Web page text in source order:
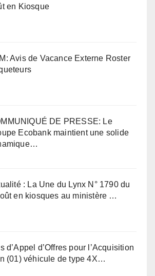
en Kiosque
Avis de Vacance Externe Roster
DE PRESSE: Le
Ecobank maintient une solide
: La Une du Lynx N° 1790 du
en kiosques au ministère …
d’Appel d’Offres pour l’Acquisition
(01) véhicule de type 4X…